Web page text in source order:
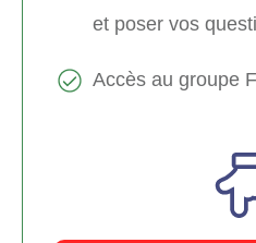
et poser vos
Accès au groupe